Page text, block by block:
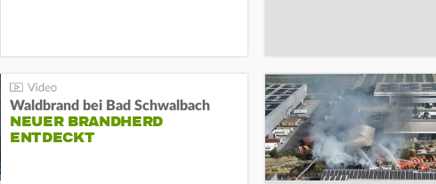
Waldbrand bei Bad Schwalbach
NEUER BRANDHERD
ENTDECKT